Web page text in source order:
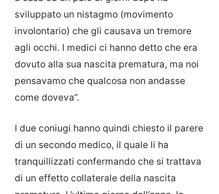
sviluppato un nistagmo (movimento
involontario) che gli causava un tremore
agli occhi. I medici ci hanno detto che era
dovuto alla sua nascita prematura, ma noi
pensavamo che qualcosa non andasse
come doveva”.
I due coniugi hanno quindi chiesto il parere
di un secondo medico, il quale li ha
tranquillizzati confermando che si trattava
di un effetto collaterale della nascita